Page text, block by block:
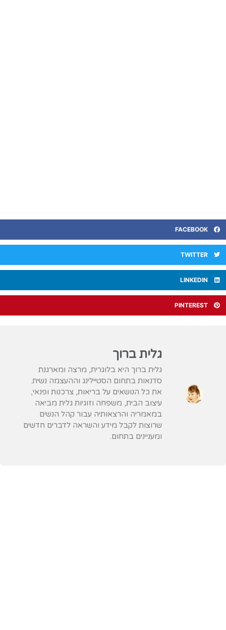
FACEBOOK
TWITTER
LINKEDIN
PINTEREST
גלית ברוך
גלית ברוך היא בלוגרית, מרצה ומארגנת
סדנאות בתחום הסטיילינג וההעצמה נשית.
את כל הנושאים על בריאות, צרכנות ופנאי,
עיצוב הבית, משפחה וזוגיות גלית מביאה
במאמריה והרצאותיה עבור קהל הנשים
שרוצות לקבל מידע והשראה לדברים חדשים
ומעניינים בתחום.